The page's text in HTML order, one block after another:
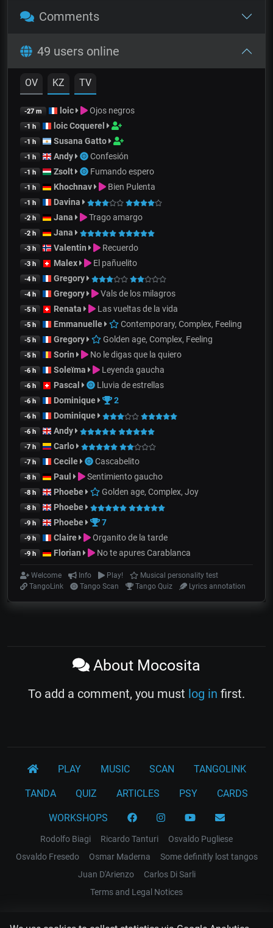
Comments
49 users online
OV KZ TV
-27 m loic Ojos negros
-1 h loic Coquerel
-1 h Susana Gatto
-1 h Andy Confesión
-1 h Zsolt Fumando espero
-1 h Khochnav Bien Pulenta
-1 h Davina
-2 h Jana Trago amargo
-2 h Jana
-3 h Valentin Recuerdo
-3 h Malex El pañuelito
-4 h Gregory
-4 h Gregory Vals de los milagros
-5 h Renata Las vueltas de la vida
-5 h Emmanuelle Contemporary, Complex, Feeling
-5 h Gregory Golden age, Complex, Feeling
-5 h Sorin No le digas que la quiero
-6 h Soleïma Leyenda gaucha
-6 h Pascal Lluvia de estrellas
-6 h Dominique 2
-6 h Dominique
-6 h Andy
-7 h Carlo
-7 h Cecile Cascabelito
-8 h Paul Sentimiento gaucho
-8 h Phoebe Golden age, Complex, Joy
-8 h Phoebe
-9 h Phoebe 7
-9 h Claire Organito de la tarde
-9 h Florian No te apures Carablanca
Welcome Info Play!
Musical personality test
TangoLink
Tango Scan Tango Quiz Lyrics annotation
About Mocosita
To add a comment, you must log in first.
PLAY MUSIC SCAN TANGOLINK
TANDA QUIZ ARTICLES PSY CARDS
WORKSHOPS
Rodolfo Biagi Ricardo Tanturi
Osvaldo Pugliese
Osvaldo Fresedo
Osmar Maderna
Some definitly lost tangos
Juan D'Arienzo
Carlos Di Sarli
Terms and Legal Notices
EL RECODO TANGO